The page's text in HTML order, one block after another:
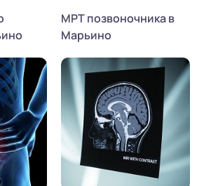
МРТ позвоночника в
Марьино